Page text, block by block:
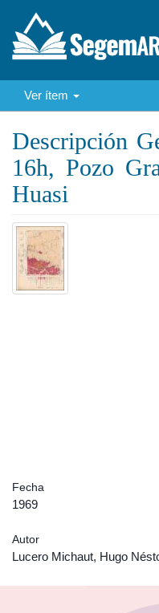
Ver ítem
Descripción
16h, Pozo
Huasi
Fecha
1969
Autor
Lucero Michaut, Hugo